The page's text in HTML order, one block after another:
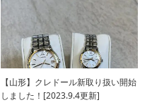
【山形】クレドール新取り扱い開始
しました！[2023.9.4更新]